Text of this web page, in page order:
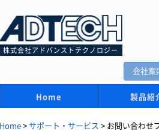
株式会社アドバンストテクノロジー
会社案
Home 製品紹
Home > サポート・サービス > お問い合わせ